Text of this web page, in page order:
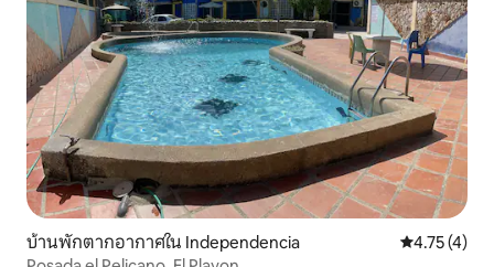
บ้านพักตากอากาศใน Independencia คะแนนเฉลี่ย
4.75 (4)